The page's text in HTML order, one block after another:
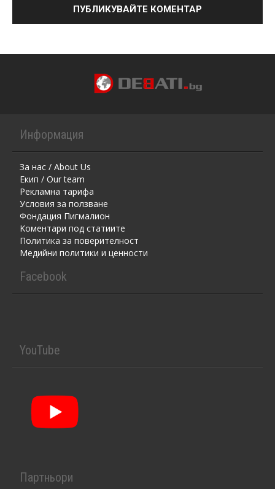
Информация
За нас / About Us
Екип / Our team
Рекламна тарифа
Условия за ползване
Фондация Пигмалион
Kоментaри под статиите
Политика за поверителност
Медийни политики и ценности
Facebook
YouTube
Партньори